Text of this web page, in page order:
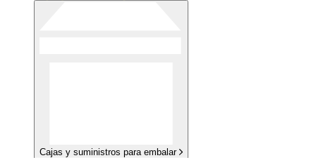
Cajas y suministros para embalar